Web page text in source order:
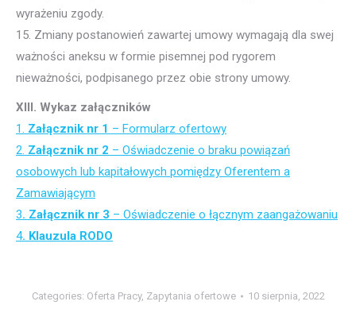
wyrażeniu zgody.
15. Zmiany postanowień zawartej umowy wymagają dla swej
ważności aneksu w formie pisemnej pod rygorem
nieważności, podpisanego przez obie strony umowy.
XIII. Wykaz załączników
1. Załącznik nr 1 – Formularz ofertowy
2. Załącznik nr 2 – Oświadczenie o braku powiązań
osobowych lub kapitałowych pomiędzy Oferentem a
Zamawiającym
3. Załącznik nr 3 – Oświadczenie o łącznym zaangażowaniu
4. Klauzula RODO
Categories: Oferta Pracy, Zapytania ofertowe 10 sierpnia, 2022